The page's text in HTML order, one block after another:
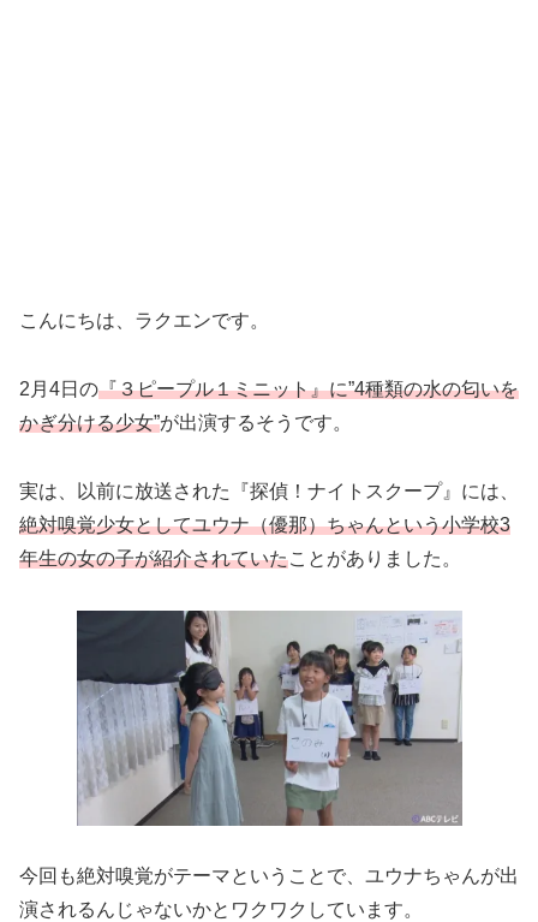
こんにちは、ラクエンです。
2月4日の『３ピープル１ミニット』に”4種類の水の匂いを
かぎ分ける少女”が出演するそうです。
実は、以前に放送された『探偵！ナイトスクープ』には、
絶対嗅覚少女としてユウナ（優那）ちゃんという小学校3
年生の女の子が紹介されていたことがありました。
今回も絶対嗅覚がテーマということで、ユウナちゃんが出
演されるんじゃないかとワクワクしています。